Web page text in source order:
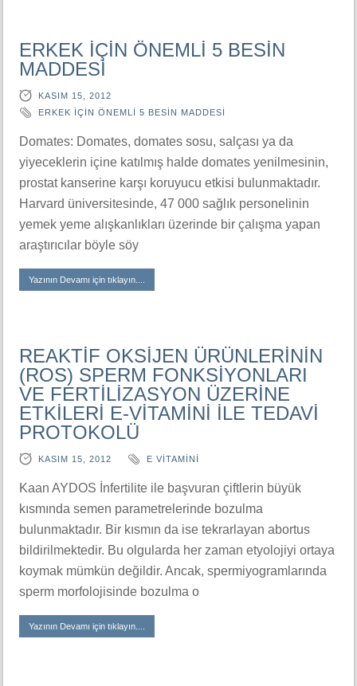
ERKEK İÇİN ÖNEMLİ 5 BESİN
MADDESİ
KASIM 15, 2012
ERKEK İÇİN ÖNEMLİ 5 BESİN MADDESİ
Domates: Domates, domates sosu, salçası ya da
yiyeceklerin içine katılmış halde domates yenilmesinin,
prostat kanserine karşı koruyucu etkisi bulunmaktadır.
Harvard üniversitesinde, 47 000 sağlık personelinin
yemek yeme alışkanlıkları üzerinde bir çalışma yapan
araştırıcılar böyle söy
Yazının Devamı için tıklayın....
REAKTİF OKSİJEN ÜRÜNLERİNİN
(ROS) SPERM FONKSİYONLARI
VE FERTİLİZASYON ÜZERİNE
ETKİLERİ E-VİTAMİNİ İLE TEDAVİ
PROTOKOLÜ
KASIM 15, 2012 E VITAMINI
Kaan AYDOS İnfertilite ile başvuran çiftlerin büyük
kısmında semen parametrelerinde bozulma
bulunmaktadır. Bir kısmın da ise tekrarlayan abortus
bildirilmektedir. Bu olgularda her zaman etyolojiyi ortaya
koymak mümkün değildir. Ancak, spermiyogramlarında
sperm morfolojisinde bozulma o
Yazının Devamı için tıklayın....